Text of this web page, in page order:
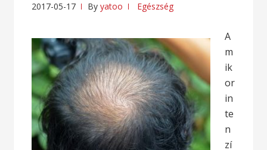
2017-05-17 Byyatoo Egészség
A
m
ik
or
in
te
n
zí